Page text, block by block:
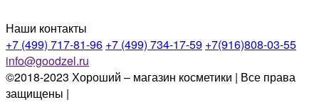
Наши контакты
+7 (499) 717-81-96 +7 (499) 734-17-59 +7(916)808-03-55
info@goodzel.ru
©2018-2023 Хороший – магазин косметики | Все права
защищены |